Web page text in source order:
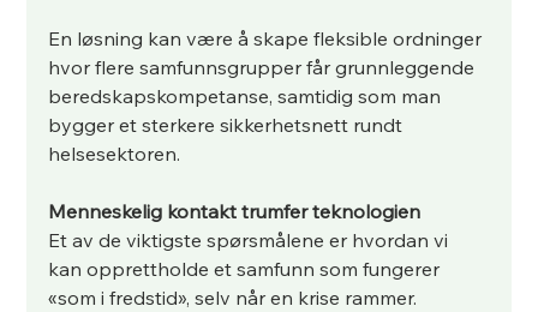
En løsning kan være å skape fleksible ordninger
hvor flere samfunnsgrupper får grunnleggende
beredskapskompetanse, samtidig som man
bygger et sterkere sikkerhetsnett rundt
helsesektoren.
Menneskelig kontakt trumfer teknologien
Et av de viktigste spørsmålene er hvordan vi
kan opprettholde et samfunn som fungerer
«som i fredstid», selv når en krise rammer.